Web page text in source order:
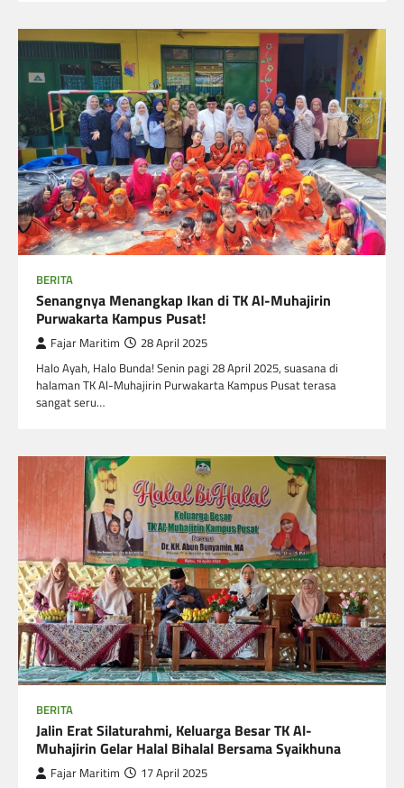
BERITA
Senangnya Menangkap Ikan di TK Al-Muhajirin
Purwakarta Kampus Pusat!
Fajar Maritim 28 April 2025
Halo Ayah, Halo Bunda! Senin pagi 28 April 2025, suasana di
halaman TK Al-Muhajirin Purwakarta Kampus Pusat terasa
sangat seru…
BERITA
Jalin Erat Silaturahmi, Keluarga Besar TK Al-
Muhajirin Gelar Halal Bihalal Bersama Syaikhuna
Fajar Maritim 17 April 2025